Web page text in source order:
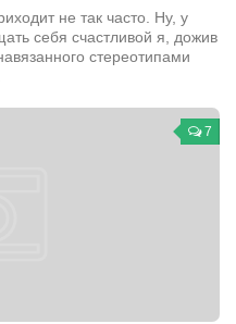
2017
не так часто. Ну, у
себя счастливой я, дожив
стереотипами
7